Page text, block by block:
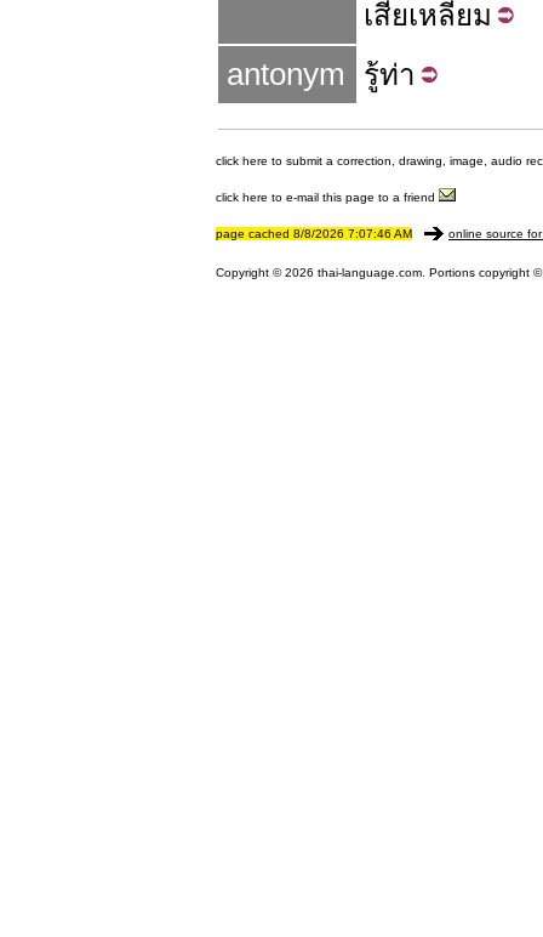
เสียเหลี่ยม
antonym รู้ท่า
click here to submit a correction, drawing, image, audio
click here to e-mail this page to a friend
page cached 8/8/2026 7:07:46 AM online source
Copyright © 2026 thai-language.com. Portions copyright